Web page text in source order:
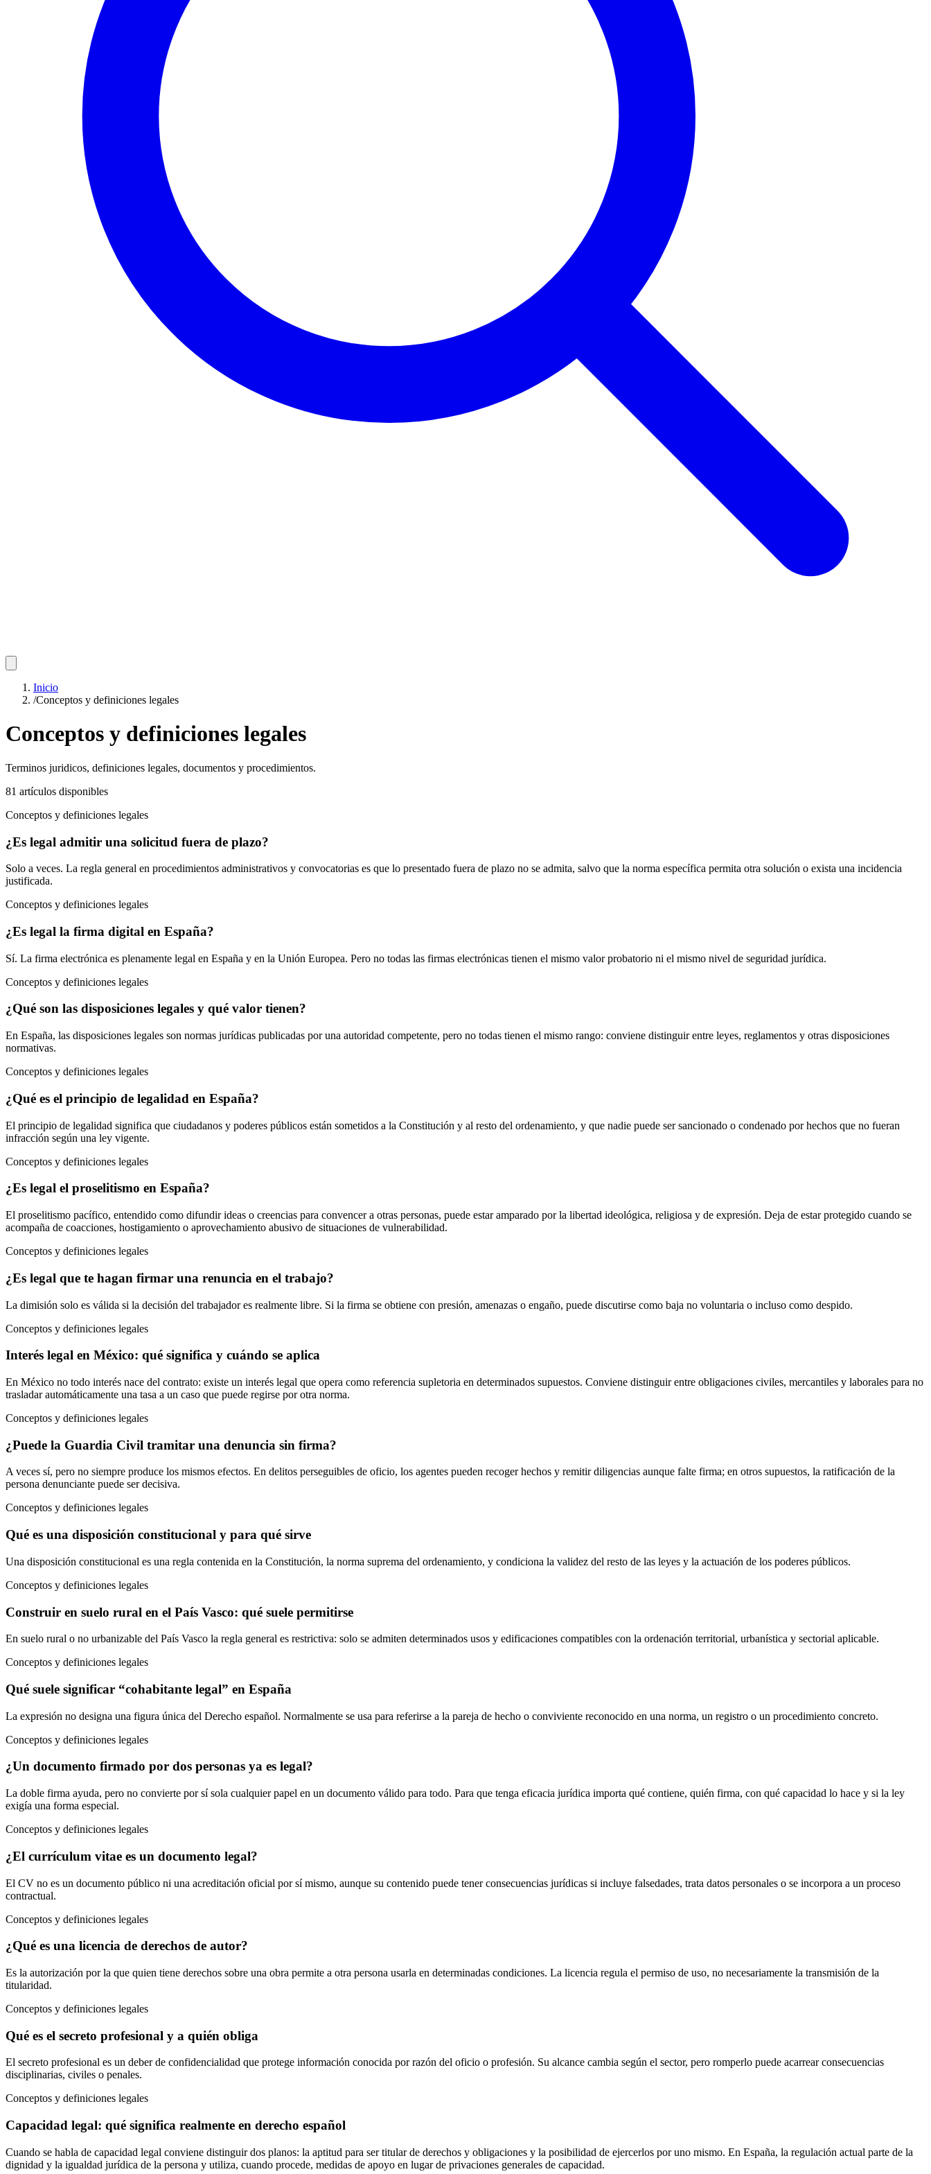
Inicio
/Conceptos y definiciones legales
Conceptos y definiciones legales
Terminos juridicos, definiciones legales, documentos y procedimientos.
81 artículos disponibles
Conceptos y definiciones legales
¿Es legal admitir una solicitud fuera de plazo?
Solo a veces. La regla general en procedimientos administrativos y convocatorias es que lo presentado fuera de plazo no se admita, salvo que la norma específica permita otra solución o exista una incidencia
justificada.
Conceptos y definiciones legales
¿Es legal la firma digital en España?
Sí. La firma electrónica es plenamente legal en España y en la Unión Europea. Pero no todas las firmas electrónicas tienen el mismo valor probatorio ni el mismo nivel de seguridad jurídica.
Conceptos y definiciones legales
¿Qué son las disposiciones legales y qué valor tienen?
En España, las disposiciones legales son normas jurídicas publicadas por una autoridad competente, pero no todas tienen el mismo rango: conviene distinguir entre leyes, reglamentos y otras disposiciones
normativas.
Conceptos y definiciones legales
¿Qué es el principio de legalidad en España?
El principio de legalidad significa que ciudadanos y poderes públicos están sometidos a la Constitución y al resto del ordenamiento, y que nadie puede ser sancionado o condenado por hechos que no fueran
infracción según una ley vigente.
Conceptos y definiciones legales
¿Es legal el proselitismo en España?
El proselitismo pacífico, entendido como difundir ideas o creencias para convencer a otras personas, puede estar amparado por la libertad ideológica, religiosa y de expresión. Deja de estar protegido cuando se
acompaña de coacciones, hostigamiento o aprovechamiento abusivo de situaciones de vulnerabilidad.
Conceptos y definiciones legales
¿Es legal que te hagan firmar una renuncia en el trabajo?
La dimisión solo es válida si la decisión del trabajador es realmente libre. Si la firma se obtiene con presión, amenazas o engaño, puede discutirse como baja no voluntaria o incluso como despido.
Conceptos y definiciones legales
Interés legal en México: qué significa y cuándo se aplica
En México no todo interés nace del contrato: existe un interés legal que opera como referencia supletoria en determinados supuestos. Conviene distinguir entre obligaciones civiles, mercantiles y laborales para no
trasladar automáticamente una tasa a un caso que puede regirse por otra norma.
Conceptos y definiciones legales
¿Puede la Guardia Civil tramitar una denuncia sin firma?
A veces sí, pero no siempre produce los mismos efectos. En delitos perseguibles de oficio, los agentes pueden recoger hechos y remitir diligencias aunque falte firma; en otros supuestos, la ratificación de la
persona denunciante puede ser decisiva.
Conceptos y definiciones legales
Qué es una disposición constitucional y para qué sirve
Una disposición constitucional es una regla contenida en la Constitución, la norma suprema del ordenamiento, y condiciona la validez del resto de las leyes y la actuación de los poderes públicos.
Conceptos y definiciones legales
Construir en suelo rural en el País Vasco: qué suele permitirse
En suelo rural o no urbanizable del País Vasco la regla general es restrictiva: solo se admiten determinados usos y edificaciones compatibles con la ordenación territorial, urbanística y sectorial aplicable.
Conceptos y definiciones legales
Qué suele significar “cohabitante legal” en España
La expresión no designa una figura única del Derecho español. Normalmente se usa para referirse a la pareja de hecho o conviviente reconocido en una norma, un registro o un procedimiento concreto.
Conceptos y definiciones legales
¿Un documento firmado por dos personas ya es legal?
La doble firma ayuda, pero no convierte por sí sola cualquier papel en un documento válido para todo. Para que tenga eficacia jurídica importa qué contiene, quién firma, con qué capacidad lo hace y si la ley
exigía una forma especial.
Conceptos y definiciones legales
¿El currículum vitae es un documento legal?
El CV no es un documento público ni una acreditación oficial por sí mismo, aunque su contenido puede tener consecuencias jurídicas si incluye falsedades, trata datos personales o se incorpora a un proceso
contractual.
Conceptos y definiciones legales
¿Qué es una licencia de derechos de autor?
Es la autorización por la que quien tiene derechos sobre una obra permite a otra persona usarla en determinadas condiciones. La licencia regula el permiso de uso, no necesariamente la transmisión de la
titularidad.
Conceptos y definiciones legales
Qué es el secreto profesional y a quién obliga
El secreto profesional es un deber de confidencialidad que protege información conocida por razón del oficio o profesión. Su alcance cambia según el sector, pero romperlo puede acarrear consecuencias
disciplinarias, civiles o penales.
Conceptos y definiciones legales
Capacidad legal: qué significa realmente en derecho español
Cuando se habla de capacidad legal conviene distinguir dos planos: la aptitud para ser titular de derechos y obligaciones y la posibilidad de ejercerlos por uno mismo. En España, la regulación actual parte de la
dignidad y la igualdad jurídica de la persona y utiliza, cuando procede, medidas de apoyo en lugar de privaciones generales de capacidad.